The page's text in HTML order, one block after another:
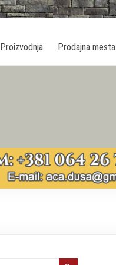
Proizvodnja Prodajna mesta